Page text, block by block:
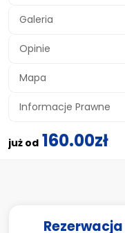
Galeria
Opinie
Mapa
Informacje Prawne
już od 160.00zł